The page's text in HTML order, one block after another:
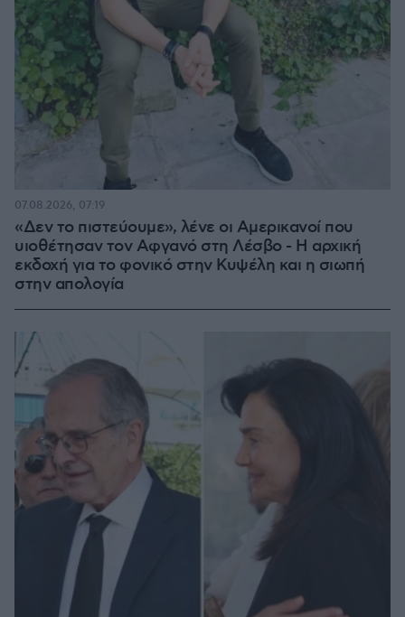
«Δεν το πιστεύουμε», λένε οι Αμερικανοί που
υιοθέτησαν τον Αφγανό στη Λέσβο - Η αρχική
εκδοχή για το φονικό στην Κυψέλη και η σιωπή
στην απολογία
07.08.2026, 07:19